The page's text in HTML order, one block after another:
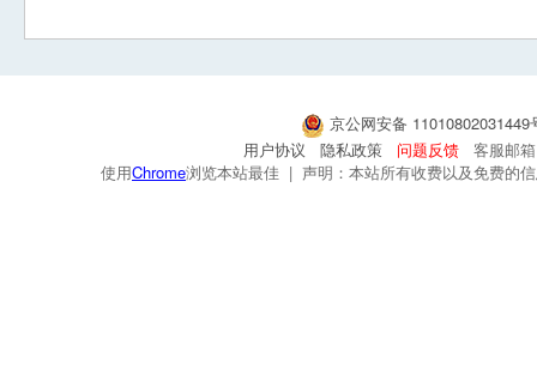
京公网安备
用户协议
隐私政策 问题反馈
客服邮
使用Chrome浏览本站最佳 | 声明：本站所有收费以及免费的